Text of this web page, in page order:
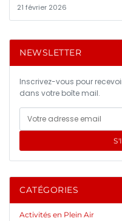
21 février 2026
NEWSLETTER
Inscrivez-vous pour
dans votre boîte mail.
CATÉGORIES
Activités en Plein Air